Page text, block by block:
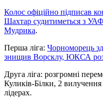
Колос офіційно підписав
Шахтар судитиметься з
Мудрика.
Перша ліга: Чорноморець
знищив Ворсклу, ЮКСА
Друга ліга: розгромні
Куликів-Білки, 2
лідерах.